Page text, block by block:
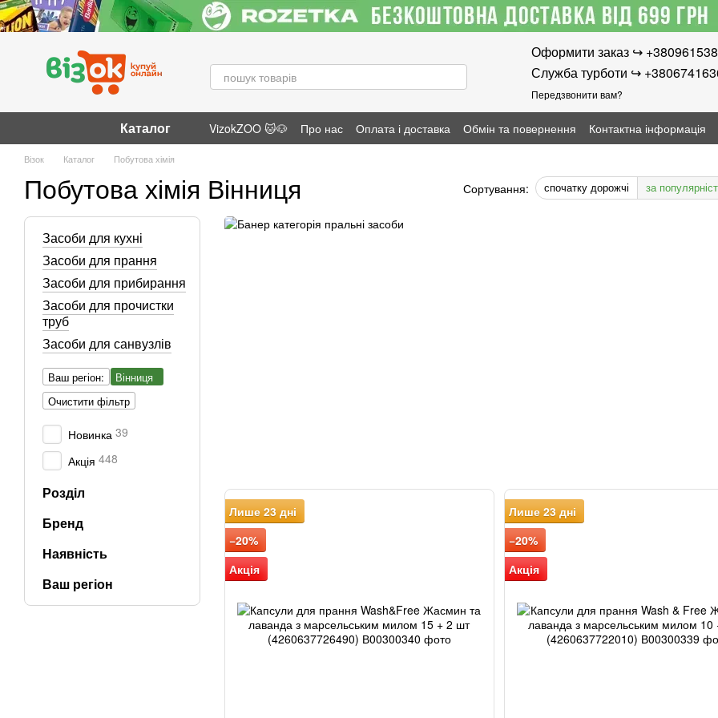
Перейти до основного контенту
Оформити заказ ↪︎
Служба турботи ↪︎
Передзвонити вам?
Каталог VizokZOO 🐱🐶 Про нас Оплата і доставка Обмін та повернення
Контактна інформація
Відгуки про магазин
Візок Каталог Побутова хімія
Побутова хімія Вінниця Сортування: спочатку дорожчі за
Лише 23 дні
−20%
Акція
Лише 23 дні
−20%
Акція
Засоби для кухні
Засоби для прання
Засоби для прибирання
Засоби для прочистки
труб
Засоби для санвузлів
Ваш регіон:
Вінниця
Очистити фільтр
Новинка 39
Акція 448
Розділ
Бренд
Наявність
Ваш регіон